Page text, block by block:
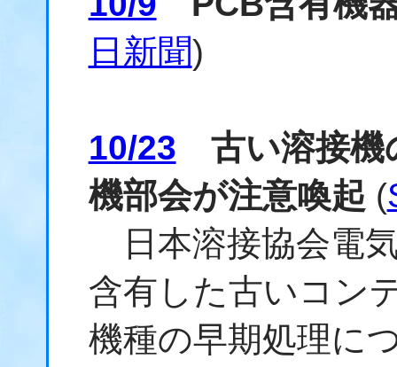
日新聞)
10/23 古い溶接機
機部会が注意喚起 (
日本溶接協会電
含有した古いコン
機種の早期処理に